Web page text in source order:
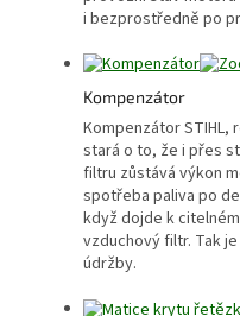
i bezprostředně po
Kompenzátor
Kompenzátor STIHL,
stará o to, že i přes
filtru zůstává výkon
spotřeba paliva po
když dojde k
vzduchový filtr. Tak
údržby.